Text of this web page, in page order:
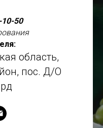
50
область,
пос. Д/О